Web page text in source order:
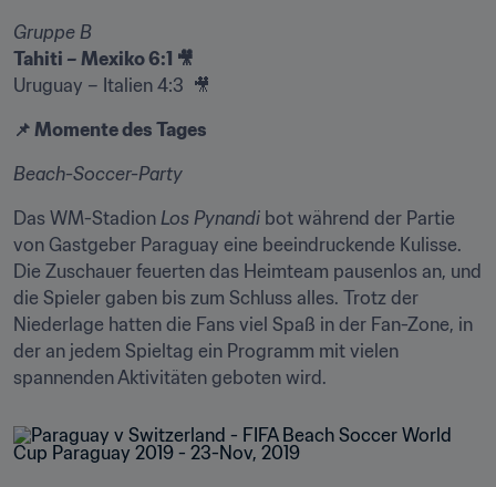
Gruppe B
Tahiti – Mexiko 6:1 🎥
Uruguay – Italien 4:3  🎥
📌 Momente des Tages
Beach-Soccer-Party
Das WM-Stadion Los Pynandi bot während der Partie
von Gastgeber Paraguay eine beeindruckende Kulisse.
Die Zuschauer feuerten das Heimteam pausenlos an, und
die Spieler gaben bis zum Schluss alles. Trotz der
Niederlage hatten die Fans viel Spaß in der Fan-Zone, in
der an jedem Spieltag ein Programm mit vielen
spannenden Aktivitäten geboten wird.